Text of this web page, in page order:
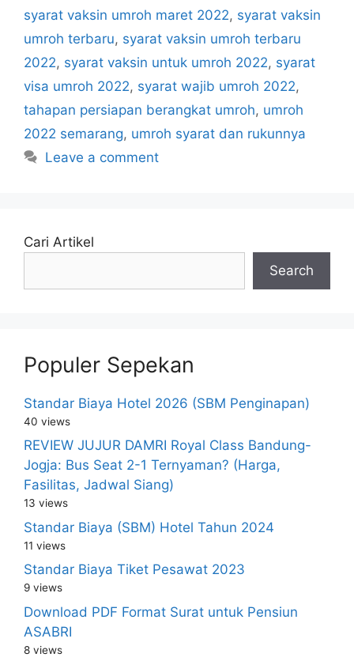
syarat vaksin umroh maret 2022, syarat vaksin
umroh terbaru, syarat vaksin umroh terbaru
2022, syarat vaksin untuk umroh 2022, syarat
visa umroh 2022, syarat wajib umroh 2022,
tahapan persiapan berangkat umroh, umroh
2022 semarang, umroh syarat dan rukunnya
Leave a comment
Cari Artikel
Search
Populer Sepekan
Standar Biaya Hotel 2026 (SBM Penginapan)
40 views
REVIEW JUJUR DAMRI Royal Class Bandung-
Jogja: Bus Seat 2-1 Ternyaman? (Harga,
Fasilitas, Jadwal Siang)
13 views
Standar Biaya (SBM) Hotel Tahun 2024
11 views
Standar Biaya Tiket Pesawat 2023
9 views
Download PDF Format Surat untuk Pensiun
ASABRI
8 views